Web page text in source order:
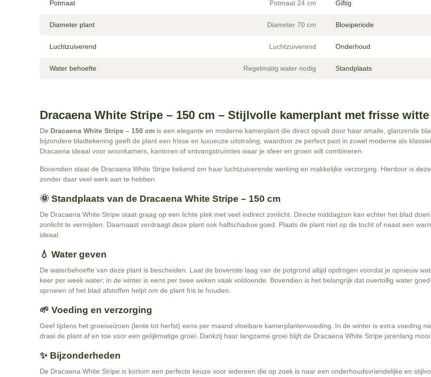
Dracaena White Stripe – 150 cm – Stijlvolle kamerplant met frisse
De Dracaena White Stripe – 150 cm is een elegante en moderne kamerplant die direct opvalt door haar smalle, glanzende
bijzondere bladtekening geeft de plant een frisse en luxueuze uitstraling, waardoor ze perfect past in zowel moderne als
Dracaena ideaal voor woonkamers, kantoren of ontvangstruimtes waar je sfeer en groen wilt combineren.
Bovendien staat de Dracaena White Stripe bekend om haar luchtzuiverende werking en makkelijke verzorging. Hierdoor is
zonder daar veel werk aan te hebben.
🌞 Standplaats van de Dracaena White Stripe – 150 cm
De Dracaena White Stripe staat graag op een lichte plek met veel indirect zonlicht. Directe middagzon kan echter het blad
zonlicht te vermijden. Daarnaast verdraagt deze plant ook halfschaduw goed. Plaats de plant niet op de tocht of naast een
ideaal.
💧 Water geven
De waterbehoefte van deze plant is bescheiden. Laat de bovenste laag van de potgrond altijd opdrogen voordat je opnieuw
keer per week water; in de winter is eens per twee weken vaak voldoende. Bovendien is het belangrijk dat overtollig water
sproeien of het blad afstoffen helpt om de plant fris te houden.
🌱 Voeding en verzorging
Geef tijdens het groeiseizoen (lente tot herfst) eens per maand vloeibare kamerplantenvoeding. In de winter is extra voeding
draai de plant af en toe voor een gelijkmatige groei. Dankzij haar langzame groei blijft de Dracaena White Stripe jarenlang
✨ Bijzonderheden
De Dracaena White Stripe is kortom een perfecte keuze voor iedereen die op zoek is naar een onderhoudsvriendelijke en
Potmaat Potmaat 24 cm
Diameter plant Diameter 70 cm
Luchtzuiverend Luchtzuiverend
Water behoefte Regelmatig water nodig
Giftig
Bloeiperiode
Onderhoud
Standplaats